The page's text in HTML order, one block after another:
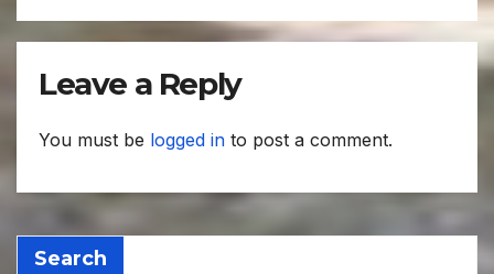
Leave a Reply
You must be logged in to post a comment.
Search